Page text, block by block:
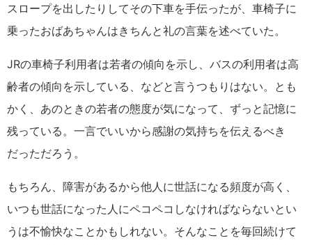
スロープを出したりしてその下車を手伝ったが、車椅子に
乗ったおばあちゃんはきちんと礼の言葉を述べていた。
JRの車椅子利用者は若者の傾向を示し、バスの利用者は高
齢者の傾向を示している、などと言うつもりはない。とも
かく、あのときの若者の態度が気になって、ずっと記憶に
残っている。一言でいいから感謝の気持ちを伝えるべき
だっただろう。
もちろん、障害があるから他人に世話になる頻度が高く、
いつも世話になった人にペコペコしなければならないとい
うは不愉快なことかもしれない。そんなことを毎回続けて